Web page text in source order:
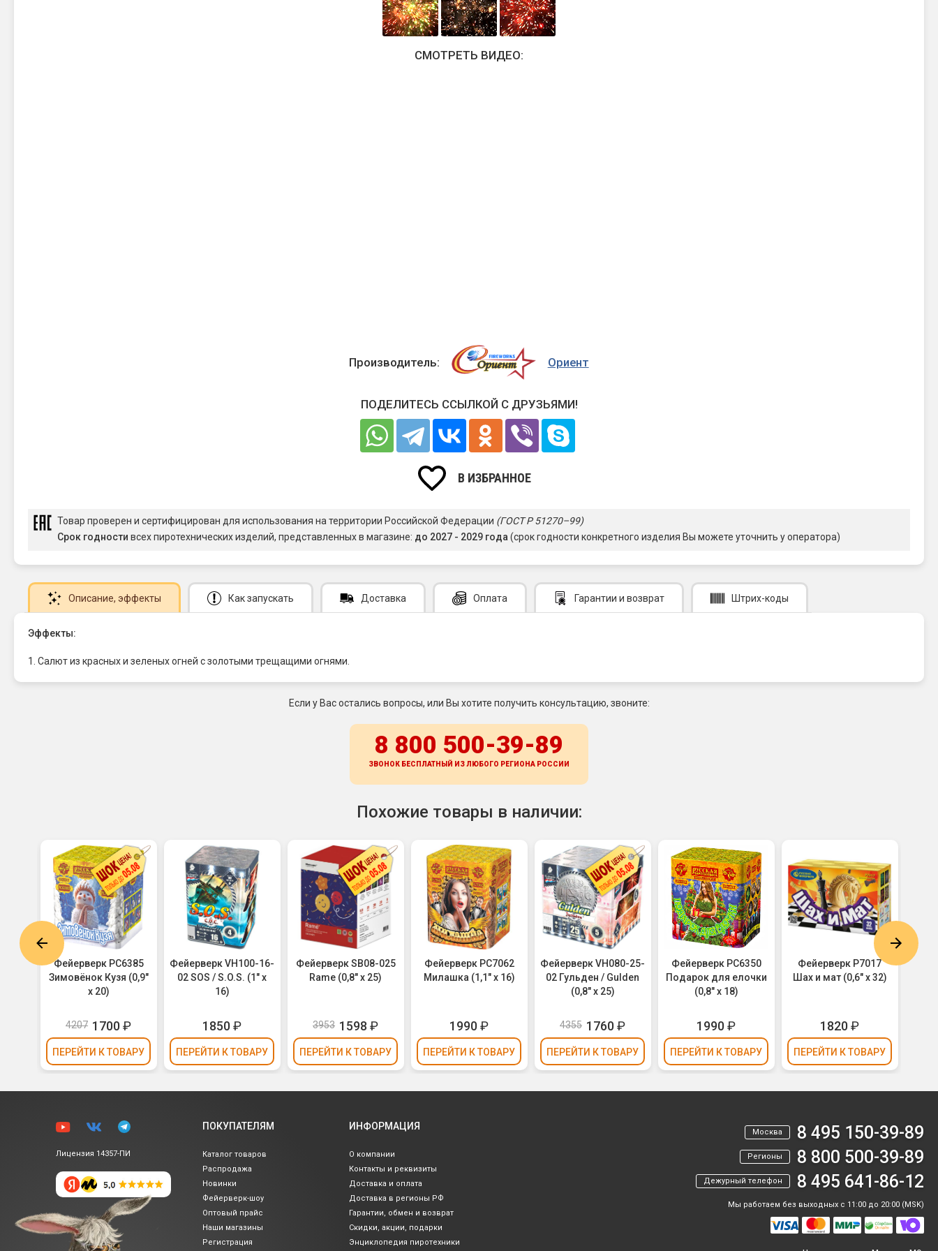
СМОТРЕТЬ ВИДЕО:
Производитель: Ориент
ПОДЕЛИТЕСЬ ССЫЛКОЙ С ДРУЗЬЯМИ!
В ИЗБРАННОЕ
Товар проверен и сертифицирован для использования на территории Российской Федерации (ГОСТ Р 51270–99)
Срок годности всех пиротехнических изделий, представленных в магазине: до 2027 - 2029 года (срок годности конкретного изделия Вы можете уточнить у оператора)
Описание, эффекты Как запускать Доставка Оплата Гарантии и возврат Штрих-коды
Эффекты:
1. Салют из красных и зеленых огней с золотыми трещащими огнями.
Если у Вас остались вопросы, или Вы хотите получить консультацию, звоните:
8 800 500-39-89
ЗВОНОК БЕСПЛАТНЫЙ ИЗ ЛЮБОГО РЕГИОНА РОССИИ
Похожие товары в наличии:
19-
Фейерверк РС6385
Зимовёнок Кузя (0,9"
х 20)
4207 1700₽
ПЕРЕЙТИ К ТОВАРУ
Фейерверк VH100-16-
02 SOS / S.O.S. (1" х
16)
1850₽
ПЕРЕЙТИ К ТОВАРУ
Фейерверк SB08-025
Rame (0,8" х 25)
3953 1598 ₽
ПЕРЕЙТИ К ТОВАРУ
Фейерверк РС7062
Милашка (1,1" х 16)
1990₽
ПЕРЕЙТИ К ТОВАРУ
Фейерверк VH080-25-
02 Гульден / Gulden
(0,8" х 25)
4355 1760₽
ПЕРЕЙТИ К ТОВАРУ
Фейерверк РС6350
Подарок для елочки
(0,8" х 18)
1990₽
ПЕРЕЙТИ К ТОВАРУ
Фейерверк Р7017
Шах и мат (0,6" х 32)
1820₽
ПЕРЕЙТИ К ТОВАРУ
Лицензия 14357-ПИ
ПОКУПАТЕЛЯМ
Каталог товаров
Распродажа
Новинки
Фейерверк-шоу
Оптовый прайс
Наши магазины
Регистрация
ИНФОРМАЦИЯ
О компании
Контакты и реквизиты
Доставка и оплата
Доставка в регионы РФ
Гарантии, обмен и возврат
Скидки, акции, подарки
Энциклопедия пиротехники
Москва 8 495 150-39-89
Регионы 8 800 500-39-89
Дежурный телефон 8 495 641-86-12
Мы работаем без выходных с 11:00 до 20:00 (MSK)